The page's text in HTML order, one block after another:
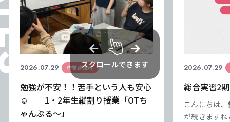
2026.07.29 作業療法科
勉強が不安！！苦手という人も安心
☺ 1・2年生縦割り授業「OTち
ゃんぷる～」
2026.07.29
総合実習2期
こんにちは
が続きます
スクロールできます